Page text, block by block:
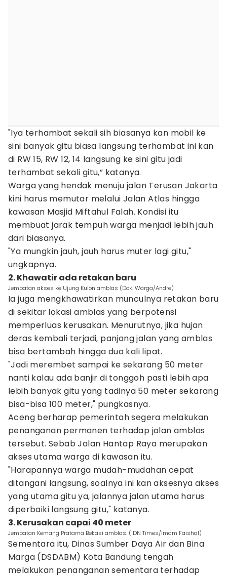
"Iya terhambat sekali sih biasanya kan mobil ke
sini banyak gitu biasa langsung terhambat ini kan
di RW 15, RW 12, 14 langsung ke sini gitu jadi
terhambat sekali gitu,” katanya.
Warga yang hendak menuju jalan Terusan Jakarta
kini harus memutar melalui Jalan Atlas hingga
kawasan Masjid Miftahul Falah. Kondisi itu
membuat jarak tempuh warga menjadi lebih jauh
dari biasanya.
"Ya mungkin jauh, jauh harus muter lagi gitu,"
ungkapnya.
2. Khawatir ada retakan baru
Jembatan akses ke Ujung Kulon amblas (Dok. Warga/Andre)
Ia juga mengkhawatirkan munculnya retakan baru
di sekitar lokasi amblas yang berpotensi
memperluas kerusakan. Menurutnya, jika hujan
deras kembali terjadi, panjang jalan yang amblas
bisa bertambah hingga dua kali lipat.
"Jadi merembet sampai ke sekarang 50 meter
nanti kalau ada banjir di tonggoh pasti lebih apa
lebih banyak gitu yang tadinya 50 meter sekarang
bisa-bisa 100 meter," pungkasnya.
Aceng berharap pemerintah segera melakukan
penanganan permanen terhadap jalan amblas
tersebut. Sebab Jalan Hantap Raya merupakan
akses utama warga di kawasan itu.
"Harapannya warga mudah-mudahan cepat
ditangani langsung, soalnya ini kan aksesnya akses
yang utama gitu ya, jalannya jalan utama harus
diperbaiki langsung gitu," katanya.
3. Kerusakan capai 40 meter
Jembatan Kemang Pratama Bekasi amblas. (IDN Times/Imam Faishal)
Sementara itu, Dinas Sumber Daya Air dan Bina
Marga (DSDABM) Kota Bandung tengah
melakukan penanganan sementara terhadap